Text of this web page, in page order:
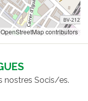
contributors
nostres Socis/es.